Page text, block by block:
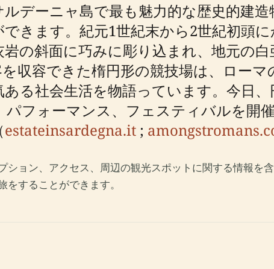
デーニャ島で最も魅力的な歴史的建
きます。紀元1世紀末から2世紀初頭
の斜面に巧みに彫り込まれ、地元の
収容できた楕円形の競技場は、ロー
る社会生活を物語っています。今日
フォーマンス、フェスティバルを開
estateinsardegna.it ;
ョン、アクセス、周辺の観光スポットに関する情報を
することができます。